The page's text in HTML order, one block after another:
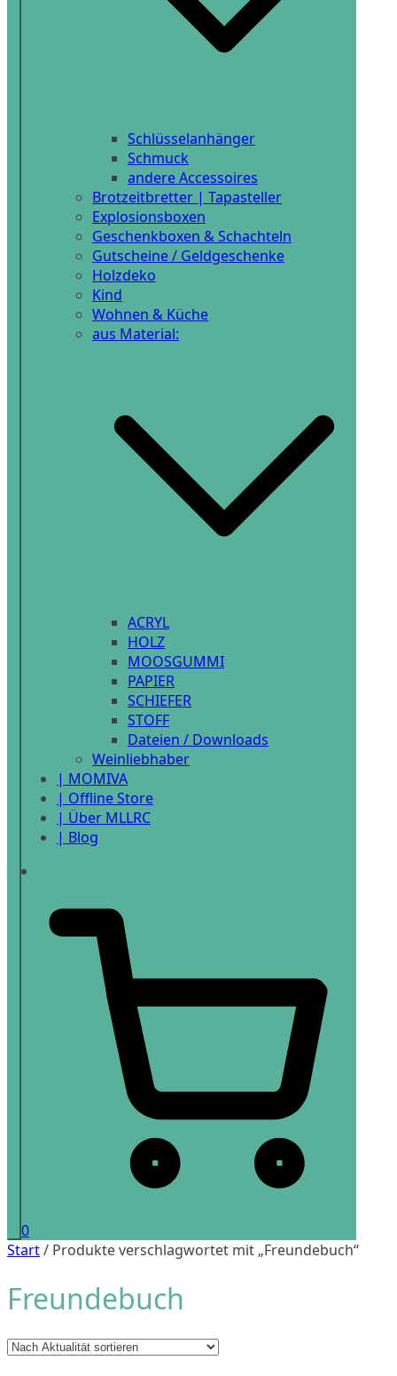
Schlüsselanhänger
Schmuck
andere Accessoires
Brotzeitbretter | Tapasteller
Explosionsboxen
Geschenkboxen & Schachteln
Gutscheine / Geldgeschenke
Holzdeko
Kind
Wohnen & Küche
aus Material:
ACRYL
HOLZ
MOOSGUMMI
PAPIER
SCHIEFER
STOFF
Dateien / Downloads
Weinliebhaber
| MOMIVA
| Offline Store
| Über MLLRC
| Blog
0
Start/ Produkte verschlagwortet mit „Freundebuch“
Freundebuch